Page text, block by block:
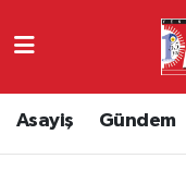
Asayiş Gündem